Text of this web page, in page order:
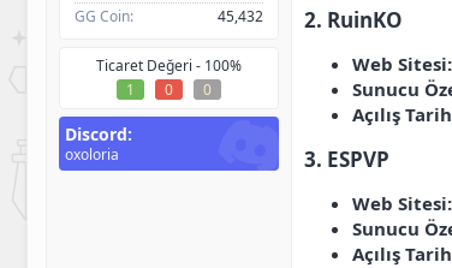
GG Coin
45,432
Ticaret Değeri - 100%
1
0 0
Discord
oxoloria
2. RuinKO
Web Sitesi:
Sunucu
Açılış
3. ESPVP
Web Sitesi:
Sunucu
Açılış